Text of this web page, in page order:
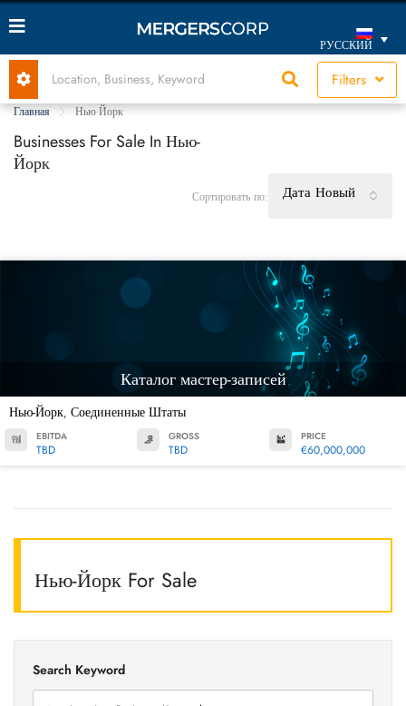
РУССКИЙ
Filters
Главная Нью-Йорк
Businesses For Sale In Нью-
Йорк
Сортировать по: Дата Новый
Каталог мастер-записей
Нью-Йорк, Соединенные Штаты
EBITDA
TBD
GROSS
TBD
PRICE
€60,000,000
Нью-Йорк For Sale
Search Keyword